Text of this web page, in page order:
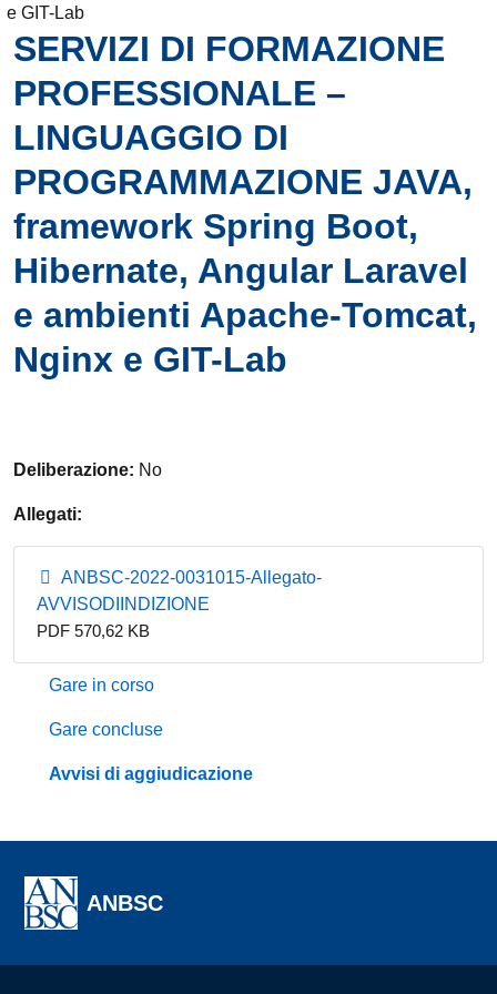
e GIT-Lab
SERVIZI DI FORMAZIONE
PROFESSIONALE –
LINGUAGGIO DI
PROGRAMMAZIONE JAVA,
framework Spring Boot,
Hibernate, Angular Laravel
e ambienti Apache-Tomcat,
Nginx e GIT-Lab
Deliberazione: No
Allegati:
ANBSC-2022-0031015-Allegato-
AVVISODIINDIZIONE
PDF 570,62 KB
Gare in corso
Gare concluse
Avvisi di aggiudicazione
ANBSC